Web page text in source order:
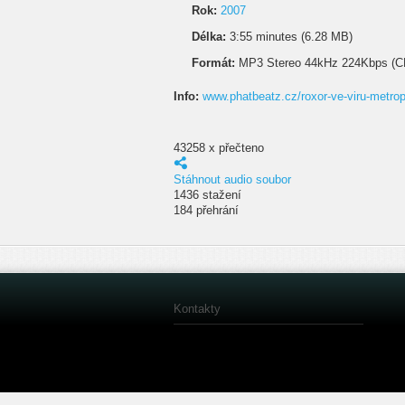
Rok: 2007
Délka: 3:55 minutes (6.28 MB)
Formát: MP3 Stereo 44kHz 224Kbps
Info: www.phatbeatz.cz/roxor-ve-viru-
43258 x přečteno
Stáhnout audio soubor
1436 stažení
184 přehrání
Kontakty